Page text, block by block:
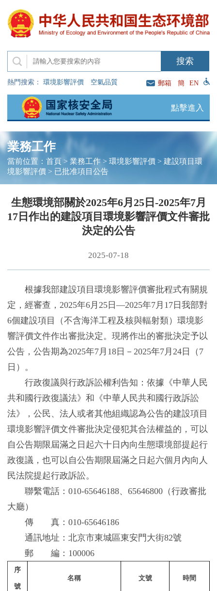
熱門搜索： 環境影響評價 空氣品質 郵箱 簡 EN
點擊進入
業務工作
當前位置： 首頁> 業務工作> 環境影響評價> 建設項目環
境影響評價> 已批准項目公告
生態環境部關於2025年6月25日-2025年7月
17日作出的建設項目環境影響評價文件審批
決定的公告
2025-07-18
根據我部建設項目環境影響評價審批程式有關規
定，經審查，2025年6月25日—2025年7月17日我部對
6個建設項目（不含海洋工程及核與輻射類）環境影
響評價文件作出審批決定。現將作出的審批決定予以
公告，公告期為2025年7月18日－2025年7月24日（7
日）。
行政復議與行政訴訟權利告知：依據《中華人民
共和國行政復議法》和《中華人民共和國行政訴訟
法》，公民、法人或者其他組織認為公告的建設項目
環境影響評價文件審批決定侵犯其合法權益的，可以
自公告期限屆滿之日起六十日內向生態環境部提起行
政復議，也可以自公告期限屆滿之日起六個月內向人
民法院提起行政訴訟。
聯繫電話：010-65646188、65646800（行政審批
大廳）
傳 真：010-65646186
通訊地址：北京市東城區東安門大街82號
郵 編：100006
序
號
名稱 文號 時間